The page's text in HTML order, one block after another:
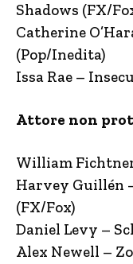
Shadows (FX/
Catherine
(Pop/Inedita)
Issa Rae –
Attore non
William Fichtner
Harvey Guillén
(FX/Fox)
Daniel Levy –
Alex Newell –